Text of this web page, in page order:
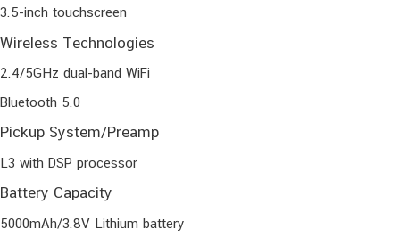
3.5-inch touchscreen
Wireless Technologies
2.4/5GHz dual-band WiFi
Bluetooth 5.0
Pickup System/Preamp
L3 with DSP processor
Battery Capacity
5000mAh/3.8V Lithium battery